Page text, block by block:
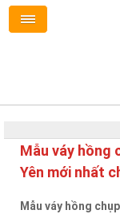
Mẫu váy hồng
Yên mới nhất
Mẫu váy hồng